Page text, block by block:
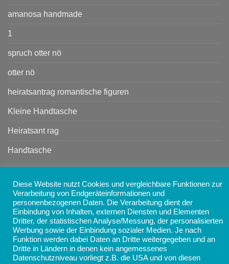
amanosa handmade
1
spruch otter nö
otter nö
heiratsantrag romantische figuren
Kleine Handtasche
Heiratsant rag
Handtasche
Copyright 2026 ©AMANOSA - Schmuck, Taschen,
Accessoires und Geschenke online kaufen
Diese Website nutzt Cookies und vergleichbare Funktionen zur
Verarbeitung von Endgeräteinformationen und
personenbezogenen Daten. Die Verarbeitung dient der
Einbindung von Inhalten, externen Diensten und Elementen
Dritter, der statistischen Analyse/Messung, der personalisierten
Werbung sowie der Einbindung sozialer Medien. Je nach
Funktion werden dabei Daten an Dritte weitergegeben und an
Dritte in Ländern in denen kein angemessenes
Datenschutzniveau vorliegt z.B. die USA und von diesen